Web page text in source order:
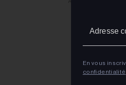
En vous
confidentialité